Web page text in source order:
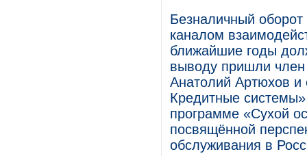
Безналичный
каналом
ближайшие годы
выводу пришли член
Анатолий Артюхов и
Кредитные
программе «Сухой
посвящённой
обслуживания в